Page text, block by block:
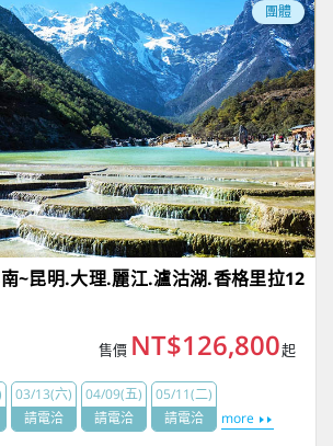
團體
~昆明.大理.麗江.瀘沽湖.香格里拉12
售價 NT$126,800起
03/13(六)
請電洽
04/09(五)
請電洽
05/11(二)
請電洽
more